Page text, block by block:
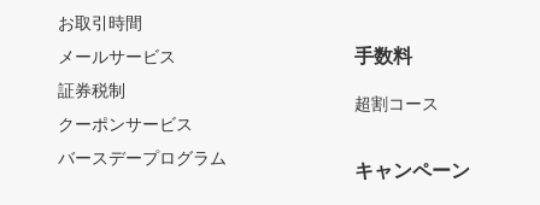
お取引時間
メールサービス
証券税制
クーポンサービス
バースデープログラム
手数料
超割コース
キャンペーン